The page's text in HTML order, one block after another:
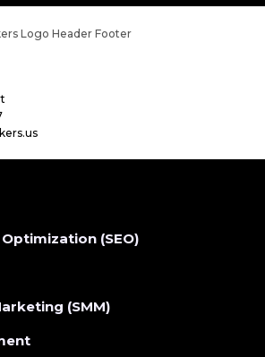
(SEO)
(SMM)